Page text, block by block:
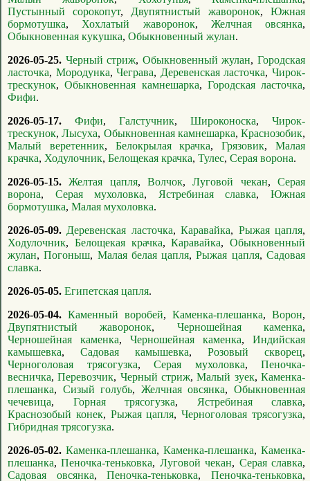
Пустынный сорокопут, Двупятнистый жаворонок, Южная
бормотушка,Хохлатый жаворонок, Желчная овсянка,
Обыкновенная кукушка, Обыкновенный жулан.
2026-05-25. Черный стриж, Обыкновенный жулан,Городская
ласточка, Мородунка,Чеграва, Деревенская ласточка,Чирок-
трескунок,Обыкновенная камнешарка, Городская ласточка,
Фифи.
2026-05-17.
Фифи, Галстучник, Широконоска, Чирок-
трескунок,Лысуха, Обыкновенная камнешарка, Краснозобик,
Малый веретенник, Белокрылая крачка,Грязовик,Малая
крачка, Ходулочник, Белощекая крачка, Тулес, Серая ворона.
2026-05-15.
Желтая цапля,Волчок,Луговой чекан,Серая
ворона, Серая мухоловка, Ястребиная славка,Южная
бормотушка, Малая мухоловка.
2026-05-09. Деревенская ласточка,Каравайка, Рыжая цапля,
Ходулочник, Белощекая крачка,Каравайка, Обыкновенный
жулан,Погоныш, Малая белая цапля,Рыжая цапля,Садовая
славка.
2026-05-05. Египетская цапля.
2026-05-04. Каменный воробей, Каменка-плешанка, Ворон,
Двупятнистый жаворонок, Черношейная каменка,
Черношейная каменка, Черношейная каменка, Индийская
камышевка, Садовая камышевка, Розовый скворец,
Черноголовая трясогузка, Серая мухоловка, Пеночка-
весничка,Перевозчик, Черный стриж,Малый зуек,Каменка-
плешанка, Сизый голубь, Желчная овсянка,Обыкновенная
чечевица, Горная трясогузка, Ястребиная славка,
Краснозобый конек, Рыжая цапля,Черноголовая трясогузка,
Гибридная трясогузка.
2026-05-02. Каменка-плешанка, Каменка-плешанка, Каменка-
плешанка,Пеночка-теньковка, Луговой чекан, Серая славка,
Садовая овсянка,Пеночка-теньковка,Пеночка-теньковка,